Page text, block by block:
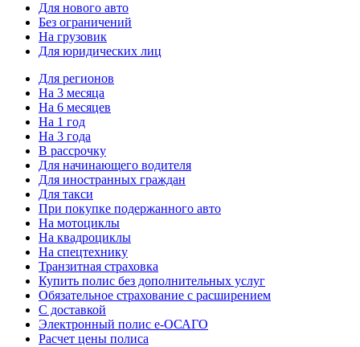
Для нового авто
Без ограничений
На грузовик
Для юридических лиц
Для регионов
На 3 месяца
На 6 месяцев
На 1 год
На 3 года
В рассрочку
Для начинающего водителя
Для иностранных граждан
Для такси
При покупке подержанного авто
На мотоциклы
На квадроциклы
На спецтехнику
Транзитная страховка
Купить полис без дополнительных услуг
Обязательное страхование с расширением
С доставкой
Электронный полис е-ОСАГО
Расчет цены полиса